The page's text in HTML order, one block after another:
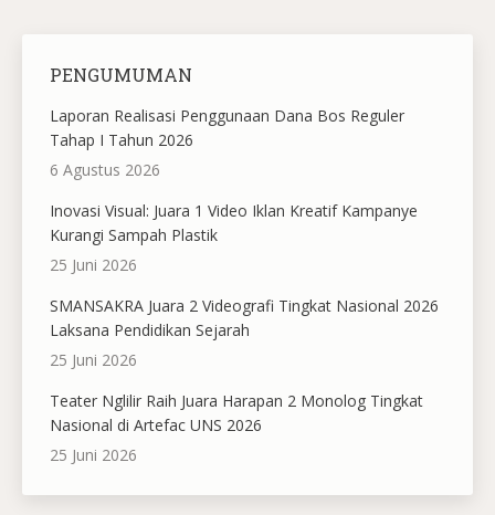
PENGUMUMAN
Laporan Realisasi Penggunaan Dana Bos Reguler
Tahap I Tahun 2026
6 Agustus 2026
Inovasi Visual: Juara 1 Video Iklan Kreatif Kampanye
Kurangi Sampah Plastik
25 Juni 2026
SMANSAKRA Juara 2 Videografi Tingkat Nasional 2026
Laksana Pendidikan Sejarah
25 Juni 2026
Teater Nglilir Raih Juara Harapan 2 Monolog Tingkat
Nasional di Artefac UNS 2026
25 Juni 2026